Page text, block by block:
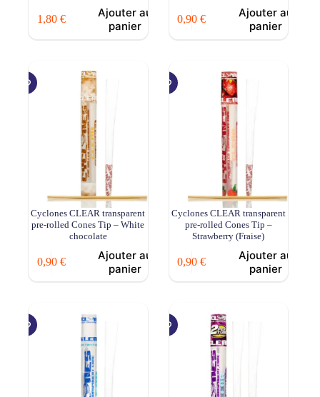
1,80 €
Ajouter au
panier
0,90€
Ajouter au
panier
Cyclones CLEAR transparent
pre-rolled Cones Tip – White
chocolate
0,90 €
Ajouter au
panier
Cyclones CLEAR transparent
pre-rolled Cones Tip –
Strawberry (Fraise)
0,90€
Ajouter au
panier